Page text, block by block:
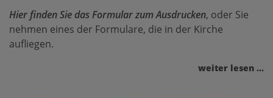
Hier finden Sie das Formular zum Ausdrucken, oder Sie
nehmen eines der Formulare, die in der Kirche
aufliegen.
weiter lesen ...